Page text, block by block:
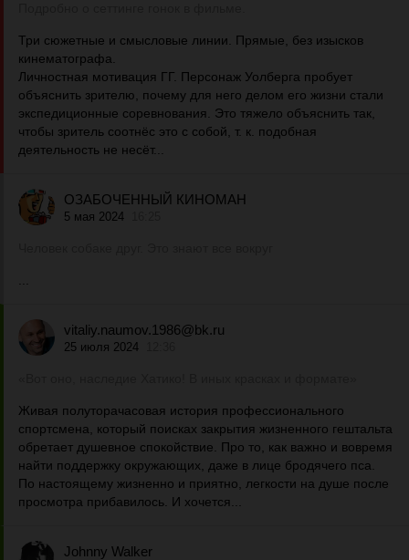
Три сюжетные и смысловые линии. Прямые, без изысков
кинематографа.
Личностная мотивация ГГ. Персонаж Уолберга пробует
объяснить зрителю, почему для него делом его жизни стали
экспедиционные соревнования. Это тяжело объяснить так,
чтобы зритель соотнёс это с собой, т. к. подобная
деятельность не несёт...
ОЗАБОЧЕННЫЙ КИНОМАН
5 мая 2024
vitaliy.naumov.1986@bk.ru
25 июля 2024
Живая полуторачасовая история профессионального
спортсмена, который поисках закрытия жизненного гештальта
обретает душевное спокойствие. Про то, как важно и вовремя
найти поддержку окружающих, даже в лице бродячего пса.
По настоящему жизненно и приятно, легкости на душе после
просмотра прибавилось. И хочется...
Johnny Walker